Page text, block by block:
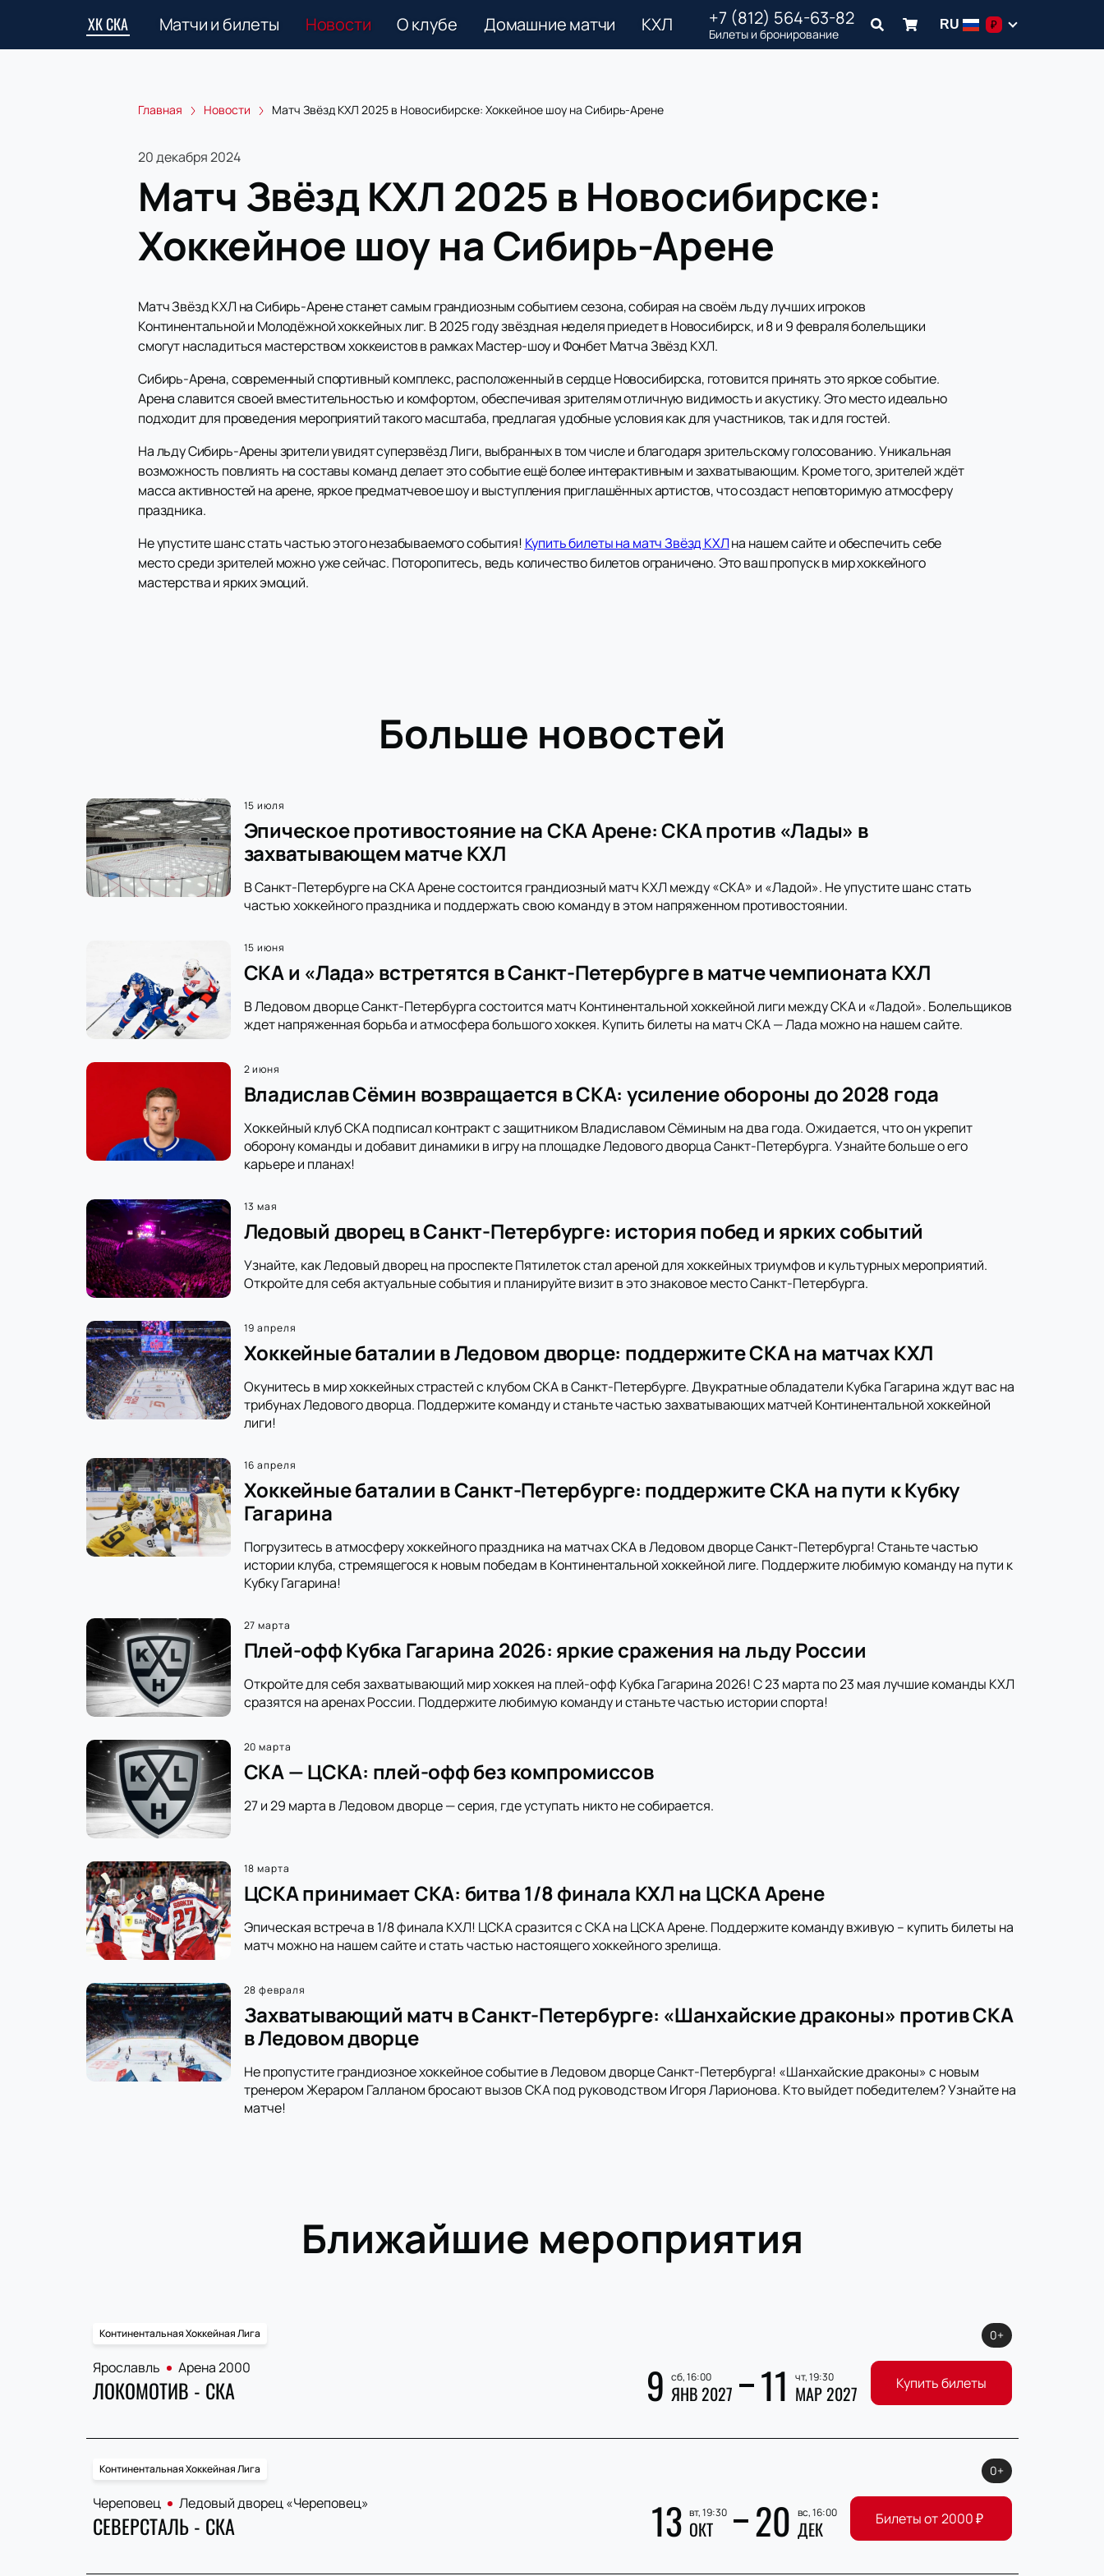
ХК СКА Матчи и билеты Новости О клубе Домашние матчи КХЛ +7 (812) 564-63-82
Билеты и бронирование
RU ₽
Главная Новости Матч Звёзд КХЛ 2025 в Новосибирске: Хоккейное шоу на Сибирь-Арене
20 декабря 2024
Матч Звёзд КХЛ 2025 в Новосибирске:
Хоккейное шоу на Сибирь-Арене
Матч Звёзд КХЛ на Сибирь-Арене станет самым грандиозным событием сезона, собирая на своём льду лучших игроков
Континентальной и Молодёжной хоккейных лиг. В 2025 году звёздная неделя приедет в Новосибирск, и 8 и 9 февраля болельщики
смогут насладиться мастерством хоккеистов в рамках Мастер-шоу и Фонбет Матча Звёзд КХЛ.
Сибирь-Арена, современный спортивный комплекс, расположенный в сердце Новосибирска, готовится принять это яркое событие.
Арена славится своей вместительностью и комфортом, обеспечивая зрителям отличную видимость и акустику. Это место идеально
подходит для проведения мероприятий такого масштаба, предлагая удобные условия как для участников, так и для гостей.
На льду Сибирь-Арены зрители увидят суперзвёзд Лиги, выбранных в том числе и благодаря зрительскому голосованию. Уникальная
возможность повлиять на составы команд делает это событие ещё более интерактивным и захватывающим. Кроме того, зрителей ждёт
масса активностей на арене, яркое предматчевое шоу и выступления приглашённых артистов, что создаст неповторимую атмосферу
праздника.
Не упустите шанс стать частью этого незабываемого события! Купить билеты на матч Звёзд КХЛна нашем сайте и обеспечить себе
место среди зрителей можно уже сейчас. Поторопитесь, ведь количество билетов ограничено. Это ваш пропуск в мир хоккейного
мастерства и ярких эмоций.
Больше новостей
15 июля
Эпическое противостояние на СКА Арене: СКА против «Лады» в
захватывающем матче КХЛ
В Санкт-Петербурге на СКА Арене состоится грандиозный матч КХЛ между «СКА» и «Ладой». Не упустите шанс стать
частью хоккейного праздника и поддержать свою команду в этом напряженном противостоянии.
15 июня
СКА и «Лада» встретятся в Санкт-Петербурге в матче чемпионата КХЛ
В Ледовом дворце Санкт-Петербурга состоится матч Континентальной хоккейной лиги между СКА и «Ладой». Болельщиков
ждет напряженная борьба и атмосфера большого хоккея. Купить билеты на матч СКА — Лада можно на нашем сайте.
2 июня
Владислав Сёмин возвращается в СКА: усиление обороны до 2028 года
Хоккейный клуб СКА подписал контракт с защитником Владиславом Сёминым на два года. Ожидается, что он укрепит
оборону команды и добавит динамики в игру на площадке Ледового дворца Санкт-Петербурга. Узнайте больше о его
карьере и планах!
13 мая
Ледовый дворец в Санкт-Петербурге: история побед и ярких событий
Узнайте, как Ледовый дворец на проспекте Пятилеток стал ареной для хоккейных триумфов и культурных мероприятий.
Откройте для себя актуальные события и планируйте визит в это знаковое место Санкт-Петербурга.
19 апреля
Хоккейные баталии в Ледовом дворце: поддержите СКА на матчах КХЛ
Окунитесь в мир хоккейных страстей с клубом СКА в Санкт-Петербурге. Двукратные обладатели Кубка Гагарина ждут вас на
трибунах Ледового дворца. Поддержите команду и станьте частью захватывающих матчей Континентальной хоккейной
лиги!
16 апреля
Хоккейные баталии в Санкт-Петербурге: поддержите СКА на пути к Кубку
Гагарина
Погрузитесь в атмосферу хоккейного праздника на матчах СКА в Ледовом дворце Санкт-Петербурга! Станьте частью
истории клуба, стремящегося к новым победам в Континентальной хоккейной лиге. Поддержите любимую команду на пути к
Кубку Гагарина!
27 марта
Плей-офф Кубка Гагарина 2026: яркие сражения на льду России
Откройте для себя захватывающий мир хоккея на плей-офф Кубка Гагарина 2026! С 23 марта по 23 мая лучшие команды КХЛ
сразятся на аренах России. Поддержите любимую команду и станьте частью истории спорта!
20 марта
СКА — ЦСКА: плей-офф без компромиссов
27 и 29 марта в Ледовом дворце — серия, где уступать никто не собирается.
18 марта
ЦСКА принимает СКА: битва 1/8 финала КХЛ на ЦСКА Арене
Эпическая встреча в 1/8 финала КХЛ! ЦСКА сразится с СКА на ЦСКА Арене. Поддержите команду вживую – купить билеты на
матч можно на нашем сайте и стать частью настоящего хоккейного зрелища.
28 февраля
Захватывающий матч в Санкт-Петербурге: «Шанхайские драконы» против СКА
в Ледовом дворце
Не пропустите грандиозное хоккейное событие в Ледовом дворце Санкт-Петербурга! «Шанхайские драконы» с новым
тренером Жераром Галланом бросают вызов СКА под руководством Игоря Ларионова. Кто выйдет победителем? Узнайте на
матче!
Ближайшие мероприятия
Континентальная Хоккейная Лига
Ярославль Арена 2000
ЛОКОМОТИВ - СКА 9 сб, 16:00
ЯНВ 2027 11 чт, 19:30
МАР 2027
0+
Купить билеты
Континентальная Хоккейная Лига
Череповец Ледовый дворец «Череповец»
СЕВЕРСТАЛЬ - СКА 13 вт, 19:30
ОКТ 20 вс, 16:00
ДЕК
0+
Билеты от 2000₽